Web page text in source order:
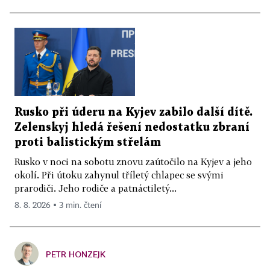
Rusko při úderu na Kyjev zabilo další dítě.
Zelenskyj hledá řešení nedostatku zbraní
proti balistickým střelám
Rusko v noci na sobotu znovu zaútočilo na Kyjev a jeho
okolí. Při útoku zahynul tříletý chlapec se svými
prarodiči. Jeho rodiče a patnáctiletý...
8. 8. 2026 ▪ 3 min. čtení
PETR HONZEJK